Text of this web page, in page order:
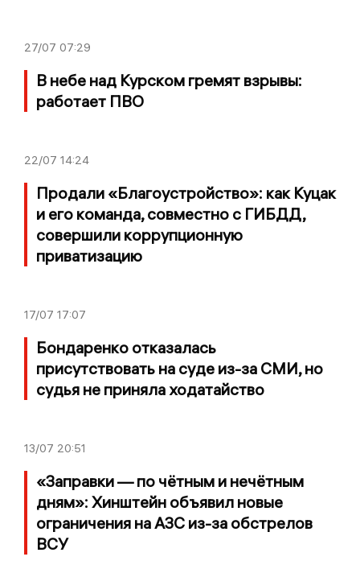
27/07 07:29
В небе над Курском гремят взрывы:
работает ПВО
22/07 14:24
Продали «Благоустройство»: как Куцак
и его команда, совместно с ГИБДД,
совершили коррупционную
приватизацию
17/07 17:07
Бондаренко отказалась
присутствовать на суде из-за СМИ, но
судья не приняла ходатайство
13/07 20:51
«Заправки — по чётным и нечётным
дням»: Хинштейн объявил новые
ограничения на АЗС из-за обстрелов
ВСУ